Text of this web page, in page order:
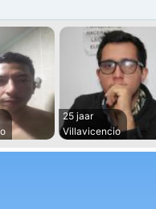
25 jaar
Villavicencio